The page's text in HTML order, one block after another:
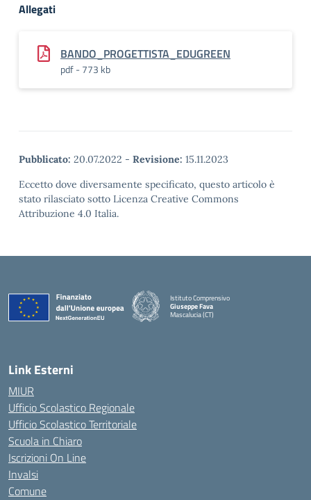
Allegati
BANDO_PROGETTISTA_EDUGREEN
pdf - 773 kb
Pubblicato: 20.07.2022 - Revisione: 15.11.2023
Eccetto dove diversamente specificato, questo articolo è
stato rilasciato sotto Licenza Creative Commons
Attribuzione 4.0 Italia.
Istituto Comprensivo
Giuseppe Fava
Mascalucia (CT)
Link Esterni
MIUR
Ufficio Scolastico Regionale
Ufficio Scolastico Territoriale
Scuola in Chiaro
Iscrizioni On Line
Invalsi
Comune